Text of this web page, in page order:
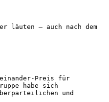
läuten – auch nach dem
Preis für
habe sich
und